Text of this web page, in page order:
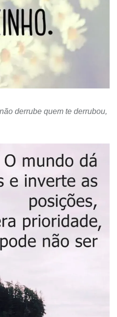
derrube quem te derrubou,